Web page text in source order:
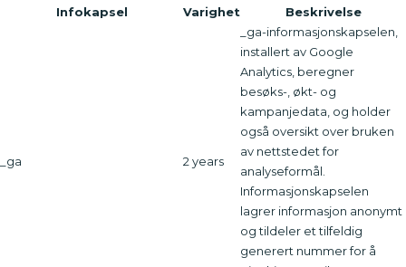
Infokapsel
Varighet Beskrivelse
_ga 2 years
_ga-informasjonskapselen,
installert av Google
Analytics, beregner
besøks-, økt- og
kampanjedata, og holder
også oversikt over bruken
av nettstedet for
analyseformål.
Informasjonskapselen
lagrer informasjon anonymt
og tildeler et tilfeldig
generert nummer for å